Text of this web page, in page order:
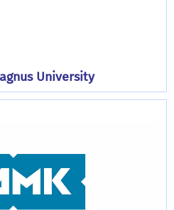
University